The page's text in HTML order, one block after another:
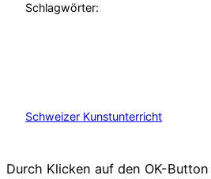
Schlagwörter:
Schweizer Kunstunterricht
Durch Klicken auf den OK-